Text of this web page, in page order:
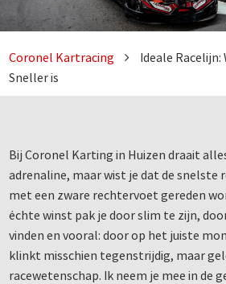
Coronel Kartracing
Ideale
Sneller is
Bij Coronel Karting in Huizen draait
adrenaline, maar wist je dat de snelste
met een zware rechtervoet gereden
échte winst pak je door slim te zijn,
vinden en vooral: door op het juiste
klinkt misschien tegenstrijdig, maar
racewetenschap. Ik neem je mee in de